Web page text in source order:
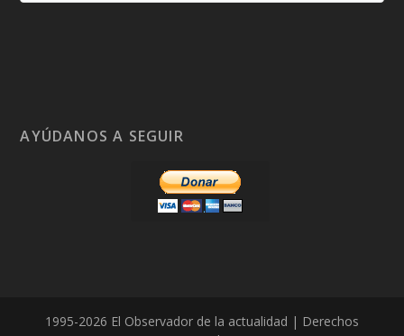
AYÚDANOS A SEGUIR
1995-2026 El Observador de la actualidad | Derechos